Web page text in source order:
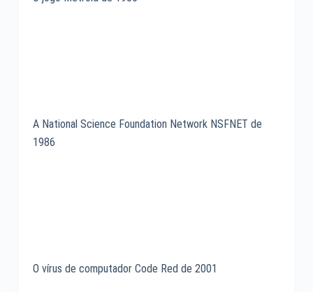
A National Science Foundation Network NSFNET de
1986
O vírus de computador Code Red de 2001